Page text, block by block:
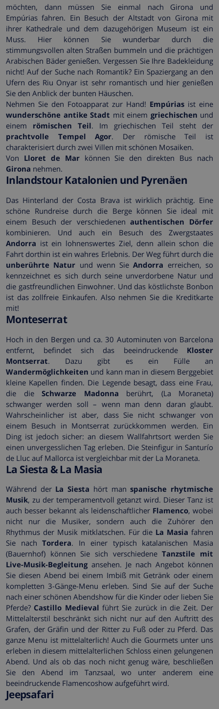
möchten, dann müssen Sie einmal nach Girona und
Empúrias fahren. Ein Besuch der Altstadt von Girona mit
ihrer Kathedrale und dem dazugehörigen Museum ist ein
Muss. Hier können Sie wunderbar durch die
stimmungsvollen alten Straßen bummeln und die prächtigen
Arabischen Bäder genießen. Vergessen Sie Ihre Badekleidung
nicht! Auf der Suche nach Romantik? Ein Spaziergang an den
Ufern des Riu Onyar ist sehr romantisch und hier genießen
Sie den Anblick der bunten Häuschen.
Nehmen Sie den Fotoapparat zur Hand! Empúrias ist eine
wunderschöne antike Stadt mit einem griechischen und
einem römischen Teil. Im griechischen Teil steht der
prachtvolle Tempel Agor. Der römische Teil ist
charakterisiert durch zwei Villen mit schönen Mosaiken.
Von Lloret de Markönnen Sie den direkten Bus nach
Girona nehmen.
Inlandstour Katalonien und Pyrenäen
Das Hinterland der Costa Brava ist wirklich prächtig. Eine
schöne Rundreise durch die Berge können Sie ideal mit
einem Besuch der verschiedenenauthentischen Dörfer
kombinieren. Und auch ein Besuch des Zwergstaates
Andorra ist ein lohnenswertes Ziel, denn allein schon die
Fahrt dorthin ist ein wahres Erlebnis. Der Weg führt durch die
unberührte Natur und wenn SieAndorra erreichen, so
kennzeichnet es sich durch seine unverdorbene Natur und
die gastfreundlichen Einwohner. Und das köstlichste Bonbon
ist das zollfreie Einkaufen. Also nehmen Sie die Kreditkarte
mit!
Monteserrat
Hoch in den Bergen und ca. 30 Autominuten von Barcelona
entfernt, befindet sich das beeindruckende Kloster
Montserrat. Dazu gibt es ein Fülle an
Wandermöglichkeiten und kann man in diesem Berggebiet
kleine Kapellen finden. Die Legende besagt, dass eine Frau,
die die Schwarze Madonna berührt, (La Moraneta)
schwanger werden soll – wenn man denn daran glaubt.
Wahrscheinlicher ist aber, dass Sie nicht schwanger von
einem Besuch in Montserrat zurückkommen werden. Ein
Ding ist jedoch sicher: an diesem Wallfahrtsort werden Sie
einen unvergesslichen Tag erleben. Die Steinfigur in Santurío
de Lluc auf Mallorca ist vergleichbar mit der La Moraneta.
La Siesta & La Masia
Während der La Siesta hört manspanische rhytmische
Musik, zu der temperamentvoll getanzt wird. Dieser Tanz ist
auch besser bekannt als leidenschaftlicher Flamenco, wobei
nicht nur die Musiker, sondern auch die Zuhörer den
Rhythmus der Musik mitklatschen. Für die La Masia fahren
Sie nachTordera. In einer typisch katalanischen Masia
(Bauernhof) können Sie sich verschiedeneTanzstile mit
Live-Musik-Begleitungansehen. Je nach Angebot können
Sie diesen Abend bei einem Imbiß mit Getränk oder einem
kompletten 3-Gänge-Menu erleben. Sind Sie auf der Suche
nach einer schönen Abendshow für die Kinder oder lieben Sie
Pferde? Castillo Medieval führt Sie zurück in die Zeit. Der
Mittelalterstil beschränkt sich nicht nur auf den Auftritt des
Grafen, der Gräfin und der Ritter zu Fuß oder zu Pferd. Das
ganze Menu ist mittelalterlich! Auch die Gourmets unter uns
erleben in diesem mittelalterlichen Schloss einen gelungenen
Abend. Und als ob das noch nicht genug wäre, beschließen
Sie den Abend im Tanzsaal, wo unter anderem eine
beeindruckende Flamencoshow aufgeführt wird.
Jeepsafari